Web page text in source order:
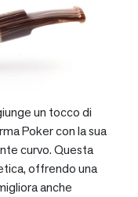
un tocco di
Poker con la sua
curvo. Questa
offrendo una
anche